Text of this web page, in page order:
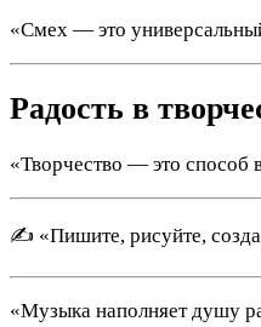
«Смех — это
Радость в
«Творчество — это способ
✍️ «Пишите, рисуйте,
«Музыка наполняет душу